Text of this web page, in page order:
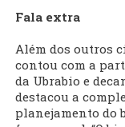
Fala extra
Além dos outros
contou com a
da Ubrabio e
destacou a
planejamento do